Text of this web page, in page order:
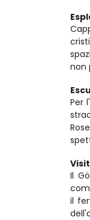
non
Per
Il
il